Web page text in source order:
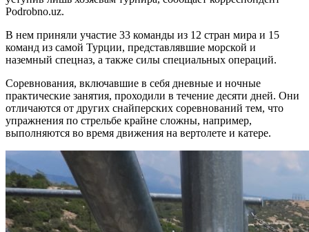
Podrobno.uz.
В нем приняли участие 33 команды из 12 стран мира и 15
команд из самой Турции, представлявшие морской и
наземный спецназ, а также силы специальных операций.
Соревнования, включавшие в себя дневные и ночные
практические занятия, проходили в течение десяти дней. Они
отличаются от других снайперских соревнований тем, что
упражнения по стрельбе крайне сложны, например,
выполняются во время движения на вертолете и катере.